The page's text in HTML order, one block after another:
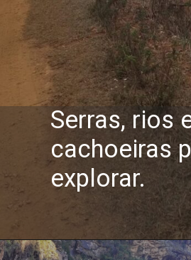
Serras, rios
cachoeiras
explorar.